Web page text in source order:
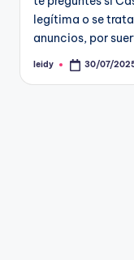
legítima o se
anuncios, por
Publicado
leidy 30/07/